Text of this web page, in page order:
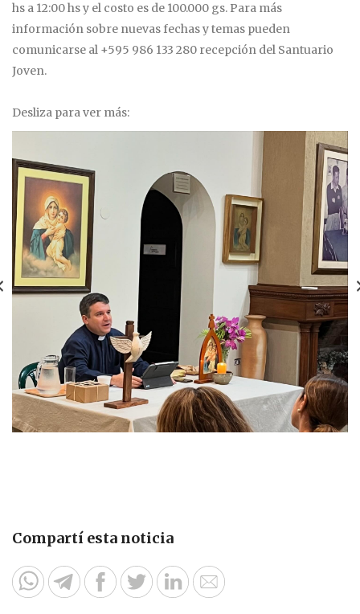
hs a 12:00 hs y el costo es de 100.000 gs. Para más
información sobre nuevas fechas y temas pueden
comunicarse al +595 986 133 280 recepción del Santuario
Joven.
Desliza para ver más:
Compartí esta noticia